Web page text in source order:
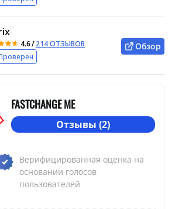
4.6/214 ОТЗЫВОВ
Обзор
FASTCHANGE ME
Отзывы (2)
Верифицированная оценка на
основании голосов
пользователей